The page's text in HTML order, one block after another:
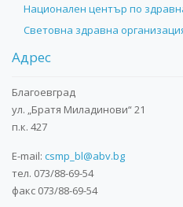
Национален център по
Световна здравна
Адрес
Благоевград
ул. „Братя Миладинови“ 21
п.к. 427
E-mail: csmp_bl@abv.bg
тел. 073/88-69-54
факс 073/88-69-54